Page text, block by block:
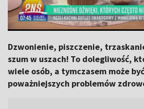
Dzwonienie, piszczenie,
szum w uszach! To dolegliwość,
wiele osób, a tymczasem może
poważniejszych problemów